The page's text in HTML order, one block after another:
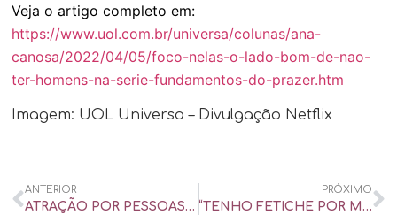
Veja o artigo completo em:
https://www.uol.com.br/universa/colunas/ana-
canosa/2022/04/05/foco-nelas-o-lado-bom-de-nao-
ter-homens-na-serie-fundamentos-do-prazer.htm
Imagem: UOL Universa – Divulgação Netflix
ANTERIOR
ATRAÇÃO POR PESSOAS CASADAS – CBN PARA MAIORES – NOITE TOTAL – ENTREVISTA
PRÓXIMO
“TENHO FETICHE POR MULHERES CASADAS” – CBN PARA MAIORES – NOITE TOTAL – ENTREVISTA